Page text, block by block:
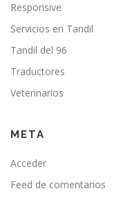
Responsive
Servicios en Tandil
Tandil del 96
Traductores
Veterinarios
META
Acceder
Feed de comentarios